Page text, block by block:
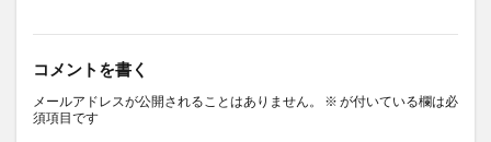
コメントを書く
メールアドレスが公開されることはありません。 ※ が付いている欄は必
須項目です